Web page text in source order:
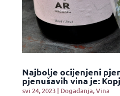
Najbolje ocijenjeni
pjenušavih vina je:
svi 24, 2023| Događanja,Vina